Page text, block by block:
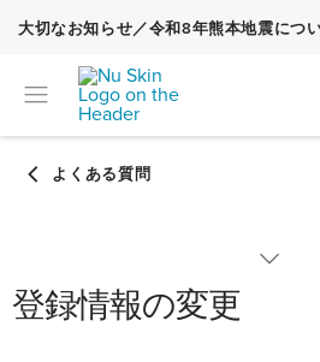
大切なお知らせ／令和8年熊本地震につ
カテゴリーから探す
登録情報の変更